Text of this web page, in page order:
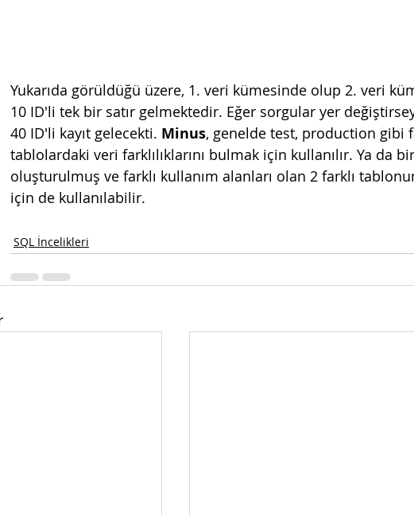
Yukarıda görüldüğü üzere, 1. veri kümesinde olup 2. veri
10 ID'li tek bir satır gelmektedir. Eğer sorgular yer
40 ID'li kayıt gelecekti. Minus, genelde test, production gibi
tablolardaki veri farklılıklarını bulmak için kullanılır. Ya da
oluşturulmuş ve farklı kullanım alanları olan 2 farklı
için de kullanılabilir.
SQL İncelikleri